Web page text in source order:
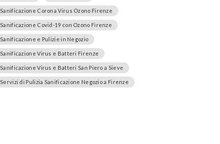
Sanificazione Corona Virus Ozono Firenze
Sanificazione Covid-19 con Ozono Firenze
Sanificazione e Pulizie in Negozio
Sanificazione Virus e Batteri Firenze
Sanificazione Virus e Batteri San Piero a Sieve
Servizi di Pulizia Sanificazione Negozio a Firenze